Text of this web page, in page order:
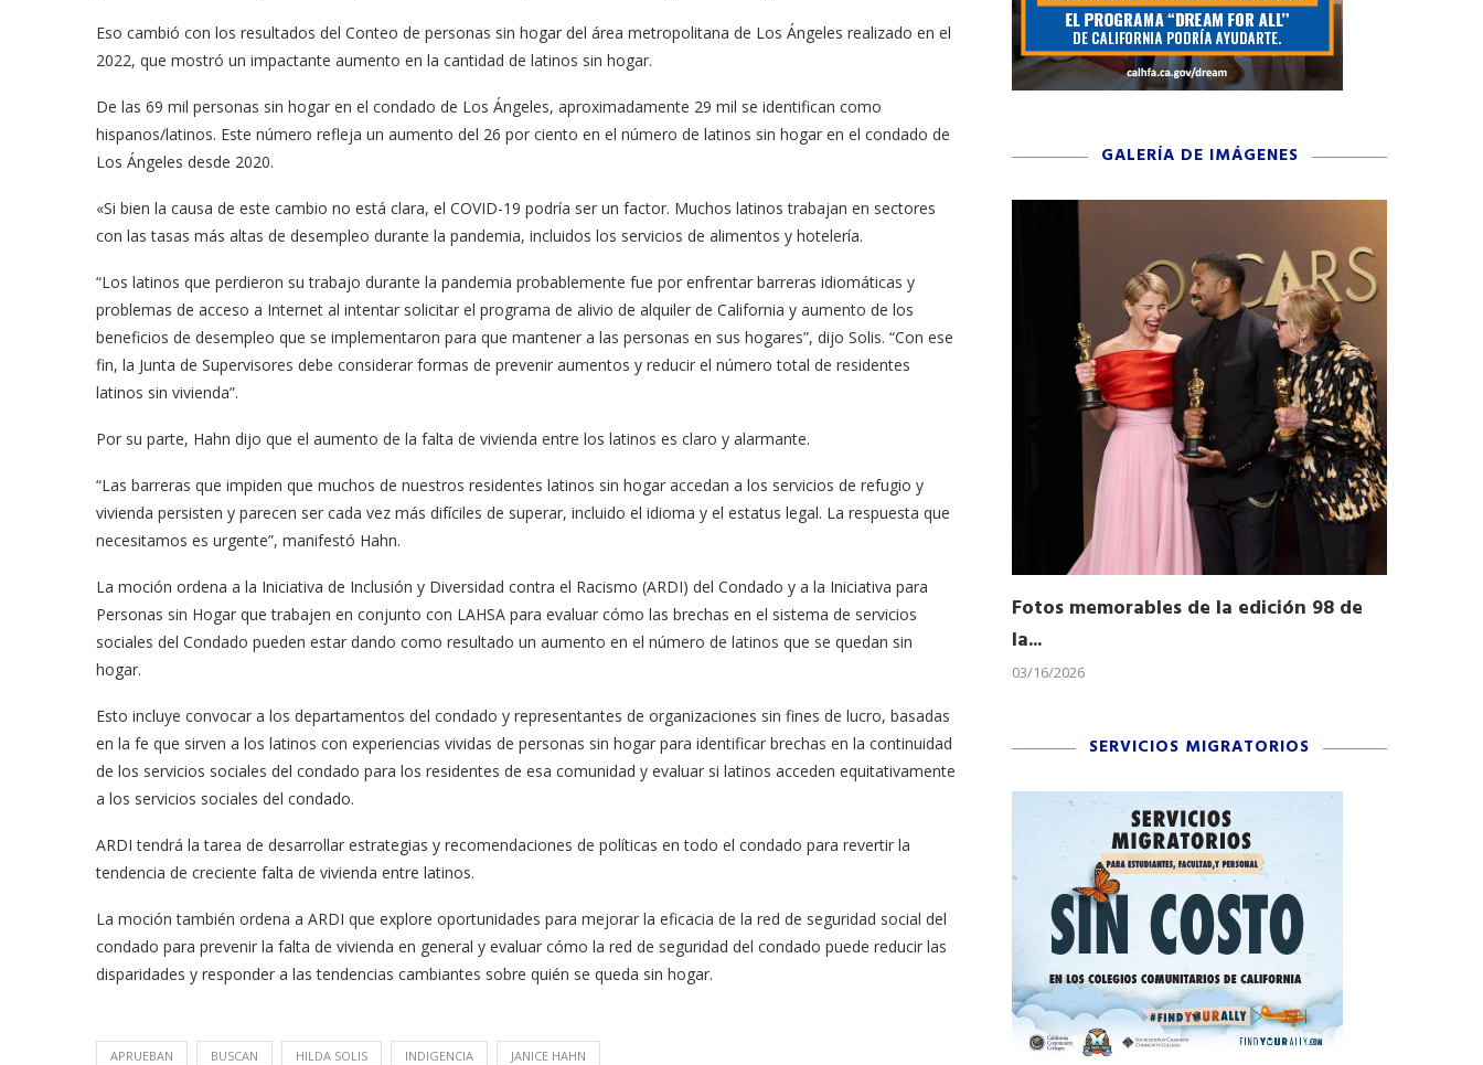
Eso cambió con los resultados del Conteo de personas sin hogar del área metropolitana de Los Ángeles realizado en el
2022, que mostró un impactante aumento en la cantidad de latinos sin hogar.
De las 69 mil personas sin hogar en el condado de Los Ángeles, aproximadamente 29 mil se identifican como
hispanos/latinos. Este número refleja un aumento del 26 por ciento en el número de latinos sin hogar en el condado de
Los Ángeles desde 2020.
«Si bien la causa de este cambio no está clara, el COVID-19 podría ser un factor. Muchos latinos trabajan en sectores
con las tasas más altas de desempleo durante la pandemia, incluidos los servicios de alimentos y hotelería.
“Los latinos que perdieron su trabajo durante la pandemia probablemente fue por enfrentar barreras idiomáticas y
problemas de acceso a Internet al intentar solicitar el programa de alivio de alquiler de California y aumento de los
beneficios de desempleo que se implementaron para que mantener a las personas en sus hogares”, dijo Solis. “Con ese
fin, la Junta de Supervisores debe considerar formas de prevenir aumentos y reducir el número total de residentes
latinos sin vivienda”.
Por su parte, Hahn dijo que el aumento de la falta de vivienda entre los latinos es claro y alarmante.
“Las barreras que impiden que muchos de nuestros residentes latinos sin hogar accedan a los servicios de refugio y
vivienda persisten y parecen ser cada vez más difíciles de superar, incluido el idioma y el estatus legal. La respuesta que
necesitamos es urgente”, manifestó Hahn.
La moción ordena a la Iniciativa de Inclusión y Diversidad contra el Racismo (ARDI) del Condado y a la Iniciativa para
Personas sin Hogar que trabajen en conjunto con LAHSA para evaluar cómo las brechas en el sistema de servicios
sociales del Condado pueden estar dando como resultado un aumento en el número de latinos que se quedan sin
hogar.
Esto incluye convocar a los departamentos del condado y representantes de organizaciones sin fines de lucro, basadas
en la fe que sirven a los latinos con experiencias vividas de personas sin hogar para identificar brechas en la continuidad
de los servicios sociales del condado para los residentes de esa comunidad y evaluar si latinos acceden equitativamente
a los servicios sociales del condado.
ARDI tendrá la tarea de desarrollar estrategias y recomendaciones de políticas en todo el condado para revertir la
tendencia de creciente falta de vivienda entre latinos.
La moción también ordena a ARDI que explore oportunidades para mejorar la eficacia de la red de seguridad social del
condado para prevenir la falta de vivienda en general y evaluar cómo la red de seguridad del condado puede reducir las
disparidades y responder a las tendencias cambiantes sobre quién se queda sin hogar.
APRUEBAN BUSCAN HILDA SOLIS INDIGENCIA JANICE HAHN
GALERÍA DE IMÁGENES
imágenes de ‘Velvet
Fabiola Guajardo e Iván Arana recorren
alfombra roja...
Cuchicheos del Latin Grammy 2024
11/20/2024
Fotos memorables de la edición 98 de
la...
03/16/2026
SERVICIOS MIGRATORIOS